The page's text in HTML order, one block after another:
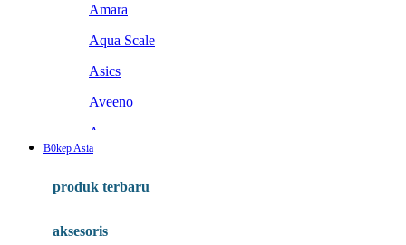
Amara
Aqua Scale
Asics
Aveeno
Awan
Baabaasheepz
B0kep Asia
produk terbaru
aksesoris